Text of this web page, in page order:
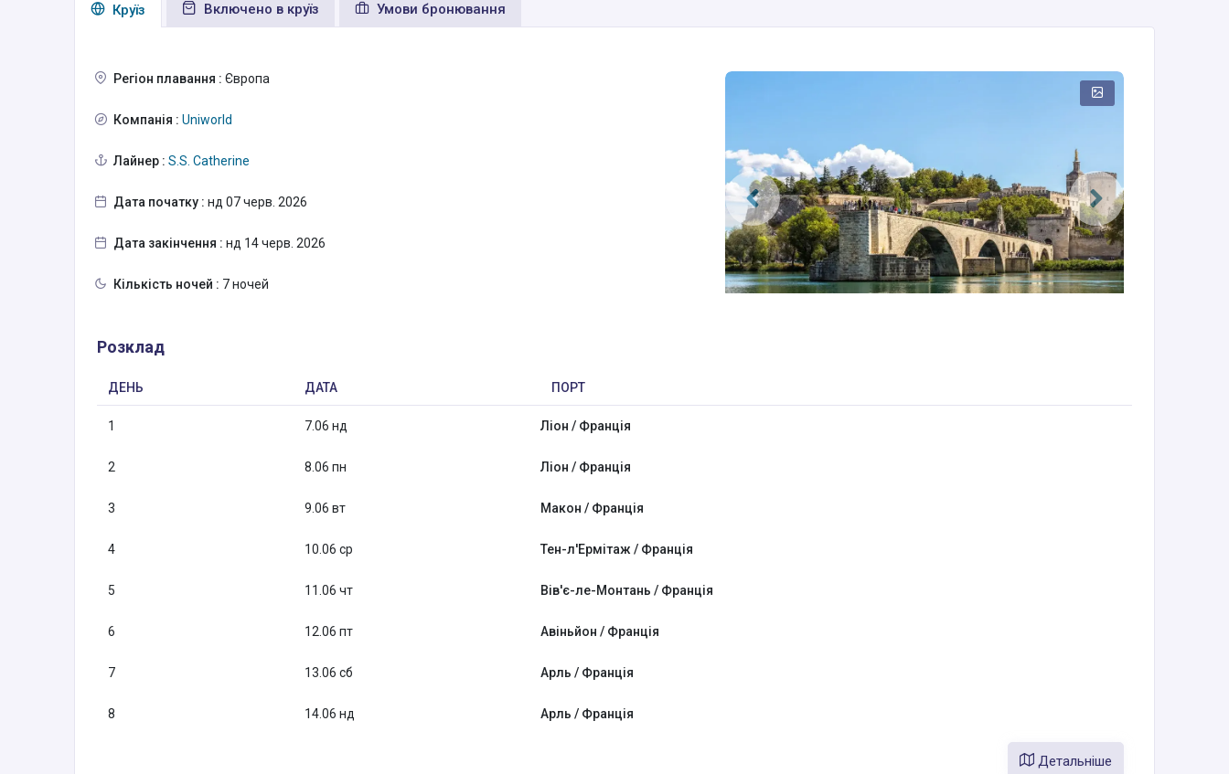
Круїз Включено в круїз Умови бронювання
Регіон плавання : Європа
Компанія : Uniworld
Лайнер : S.S. Catherine
Дата початку : нд 07 черв. 2026
Дата закінчення : нд 14 черв. 2026
Кількість ночей : 7 ночей
Розклад
ДЕНЬ ДАТА ПОРТ
1 7.06 нд Ліон / Франція
2 8.06 пн Ліон / Франція
3 9.06 вт Макон / Франція
4 10.06 ср Тен-л'Ермітаж / Франція
5 11.06 чт Вів'є-ле-Монтань / Франція
6 12.06 пт Авіньйон / Франція
7 13.06 сб Арль / Франція
8 14.06 нд Арль / Франція
Детальніше